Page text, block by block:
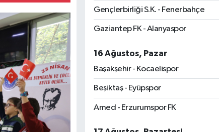
Gençlerbirliği S.K. - Fenerbahçe
Gaziantep FK - Alanyaspor
16 Ağustos, Pazar
Başakşehir - Kocaelispor
Beşiktaş - Eyüpspor
Amed - Erzurumspor FK